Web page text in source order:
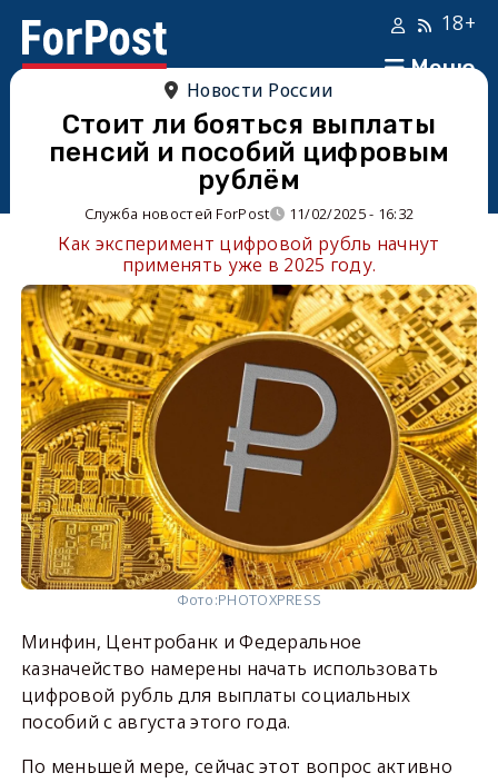
Меню
18+
Новости России
Стоит ли бояться выплаты
пенсий и пособий цифровым
рублём
Служба новостей ForPost 11/02/2025 - 16:32
Как эксперимент цифровой рубль начнут
применять уже в 2025 году.
Фото:PHOTOXPRESS
Минфин, Центробанк и Федеральное
казначейство намерены начать использовать
цифровой рубль для выплаты социальных
пособий с августа этого года.
По меньшей мере, сейчас этот вопрос активно